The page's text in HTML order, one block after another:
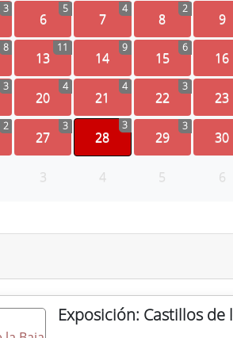
3
6
5
7
4
8
2
9
8
13
11
14
9
15
6
16
3
20
4
21
4
22
3
23
2
27
3
28
3
29
3
30
3 4 5 6
Exposición: Castillos